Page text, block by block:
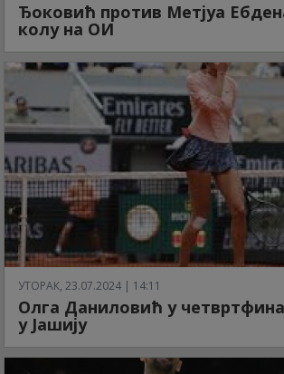
Ђоковић против Метјуа
колу на ОИ
УТОРАК, 23.07.2024 | 14:11
Олга Даниловић у
у Јашију